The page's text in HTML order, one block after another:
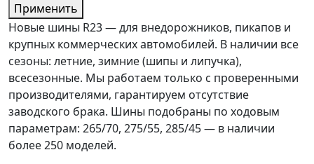
Применить
Новые шины R23 — для внедорожников, пикапов и
крупных коммерческих автомобилей. В наличии все
сезоны: летние, зимние (шипы и липучка),
всесезонные. Мы работаем только с проверенными
производителями, гарантируем отсутствие
заводского брака. Шины подобраны по ходовым
параметрам: 265/70, 275/55, 285/45 — в наличии
более 250 моделей.